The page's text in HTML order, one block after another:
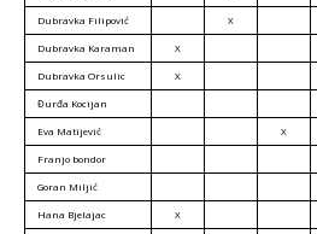
Dubravka Filipović X
Dubravka Karaman X
Dubravka Orsulic X
Đurđa Kocijan
Eva Matijević X
Franjo bondor
Goran Miljić
Hana Bjelajac X